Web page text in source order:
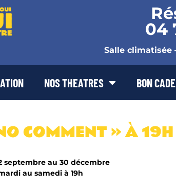
04
Salle climatisée
NOS THEATRES BON
COMMENT » À 19H
septembre au 30 décembre
au samedi à 19h